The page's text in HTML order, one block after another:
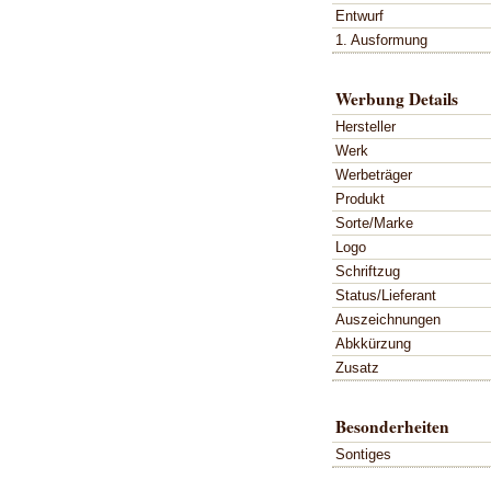
Entwurf
1. Ausformung
Werbung Details
Hersteller
Werk
Werbeträger
Produkt
Sorte/Marke
Logo
Schriftzug
Status/Lieferant
Auszeichnungen
Abkkürzung
Zusatz
Besonderheiten
Sontiges